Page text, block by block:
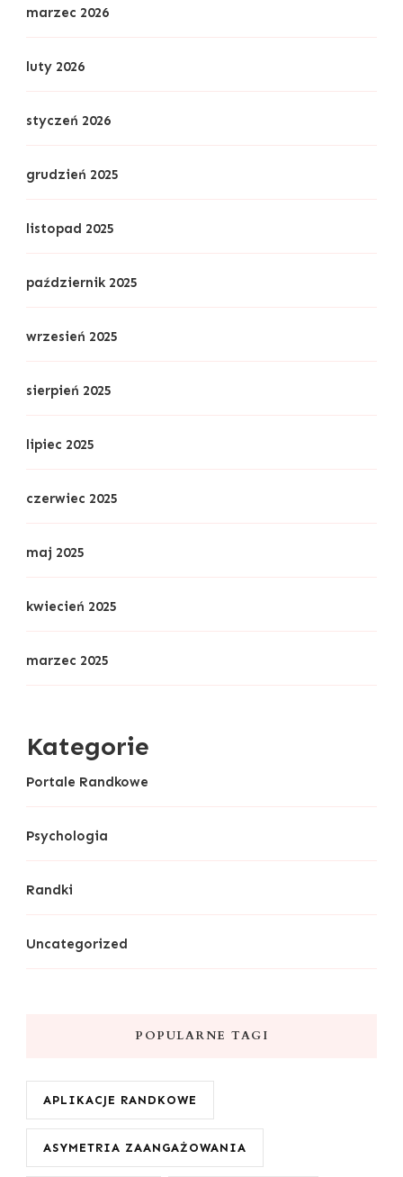
marzec 2026
luty 2026
styczeń 2026
grudzień 2025
listopad 2025
październik 2025
wrzesień 2025
sierpień 2025
lipiec 2025
czerwiec 2025
maj 2025
kwiecień 2025
marzec 2025
Kategorie
Portale Randkowe
Psychologia
Randki
Uncategorized
POPULARNE TAGI
APLIKACJE RANDKOWE
ASYMETRIA ZAANGAŻOWANIA